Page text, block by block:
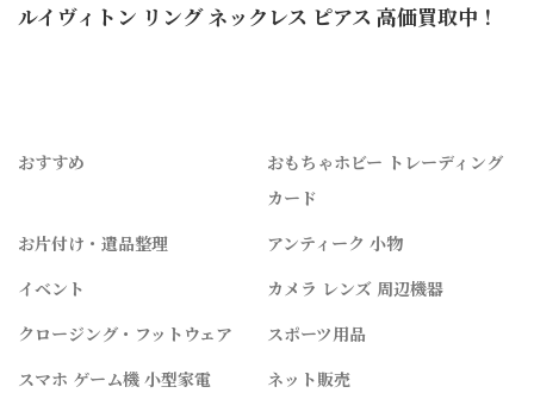
ルイヴィトン リング ネックレス ピアス 高価買取中！
おすすめ
おもちゃホビー トレーディング
カード
お片付け・遺品整理
アンティーク 小物
イベント
カメラ レンズ 周辺機器
クロージング・フットウェア
スポーツ用品
スマホ ゲーム機 小型家電
ネット販売